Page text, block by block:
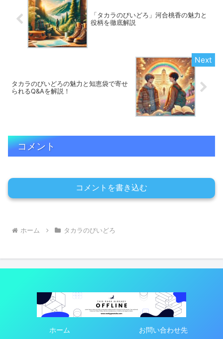
「タカラのびいどろ」河合桃香の魅力と
役柄を徹底解説
タカラのびいどろの魅力と知恵袋で寄せ
られるQ&Aを解説！
コメント
コメントを書き込む
ホーム タカラのびいどろ
ホーム
お問い合わせ先